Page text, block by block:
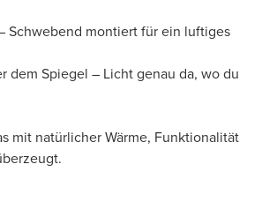
Schwebend montiert für ein luftiges
dem Spiegel – Licht genau da, wo du
mit natürlicher Wärme, Funktionalität